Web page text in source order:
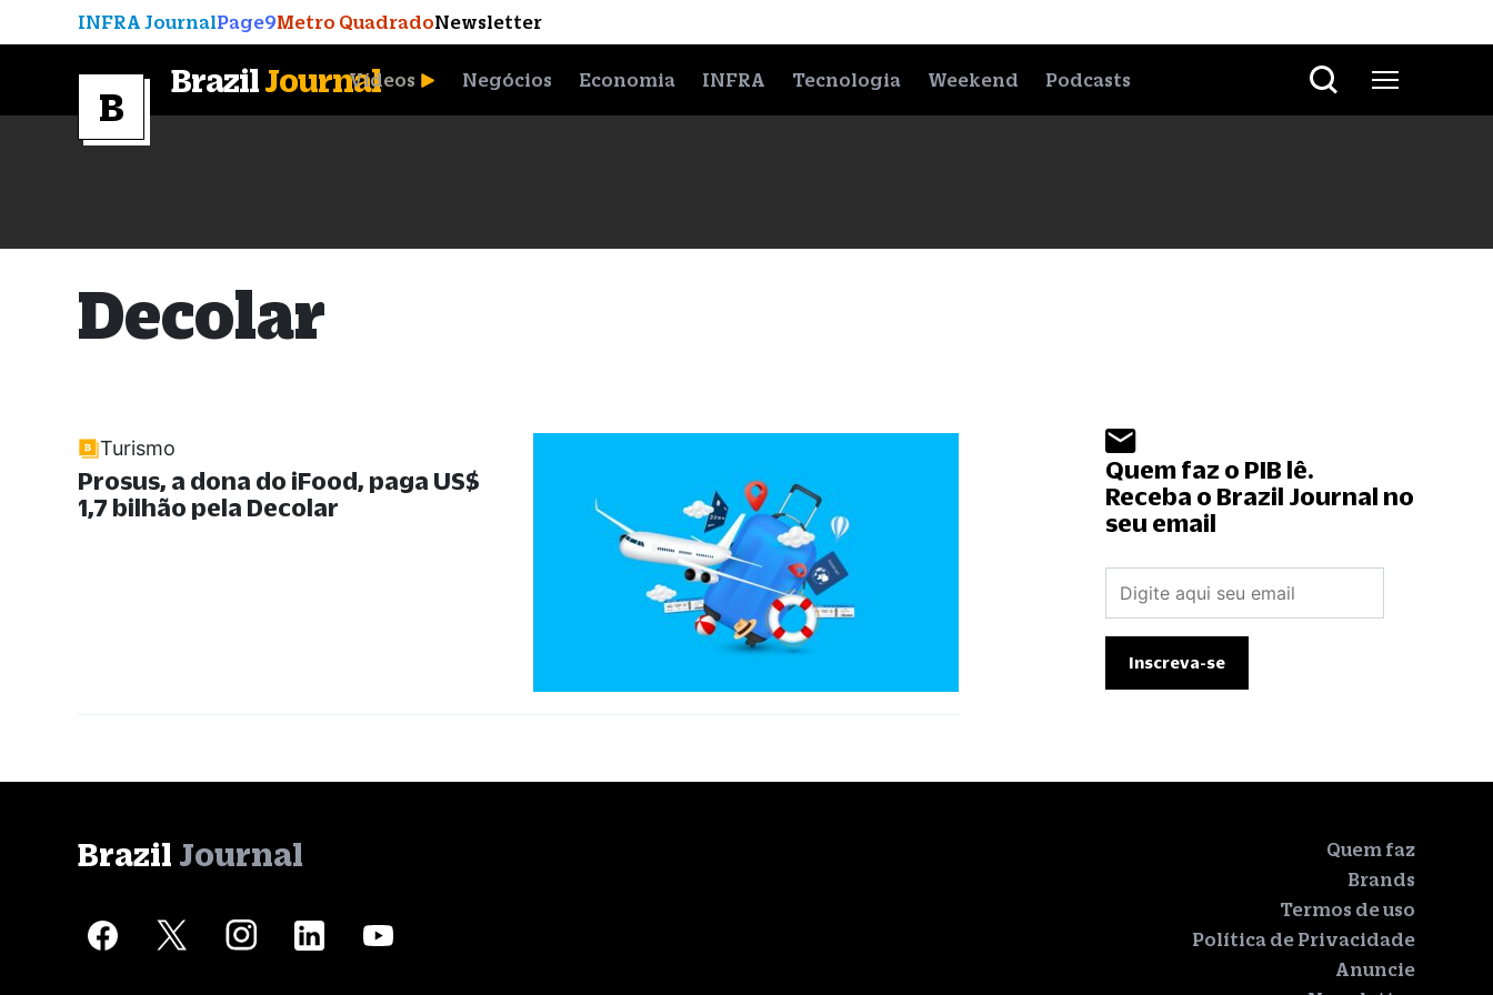
INFRA JournalPage9Metro QuadradoNewsletter
BrazilJournalVídeos Negócios Economia INFRA Tecnologia Weekend Podcasts
Decolar
Turismo
Prosus, a dona do iFood, paga US$
1,7 bilhão pela Decolar
Quem faz o PIB lê.
Receba o Brazil Journal no
seu email
Brazil Journal
Quem faz
Brands
Termos de uso
Política de Privacidade
Anuncie